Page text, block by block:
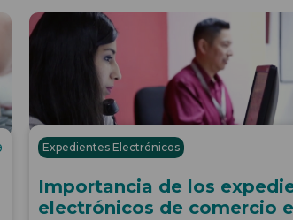
Expedientes Electrónicos
Importancia de los
electrónicos de comercio